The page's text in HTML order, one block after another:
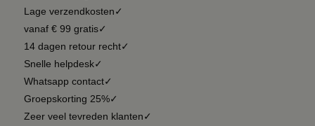
Lage verzendkosten✓
vanaf € 99 gratis✓
14 dagen retour recht✓
Snelle helpdesk✓
Whatsapp contact✓
Groepskorting 25%✓
Zeer veel tevreden klanten✓